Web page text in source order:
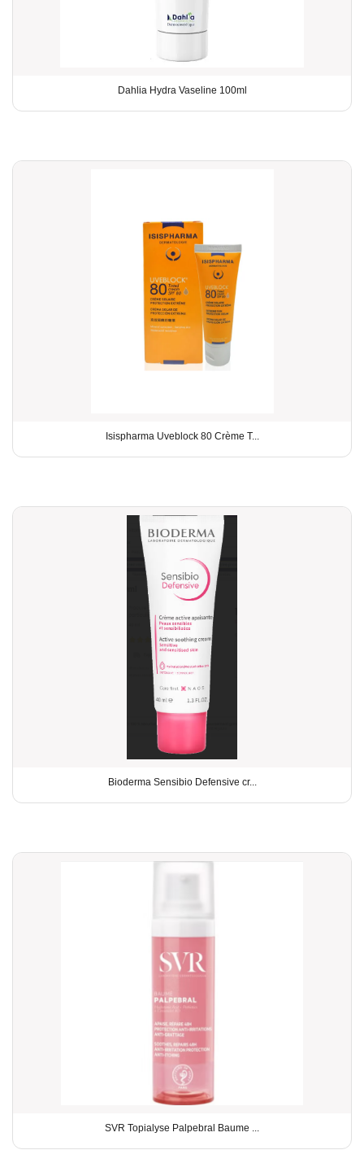
Dahlia Hydra Vaseline 100ml
Isispharma Uveblock 80 Crème T...
Bioderma Sensibio Defensive cr...
SVR Topialyse Palpebral Baume ...